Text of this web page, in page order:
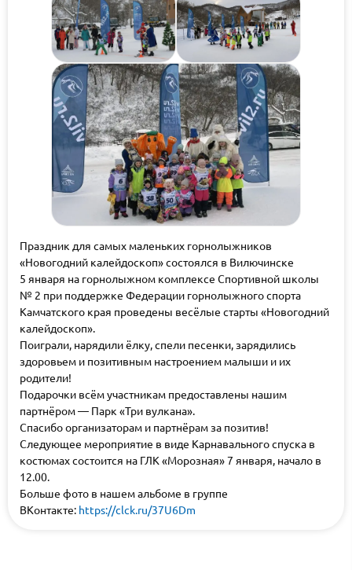
Праздник для самых маленьких горнолыжников
«Новогодний калейдоскоп» состоялся в Вилючинске
5 января на горнолыжном комплексе Спортивной школы
№ 2 при поддержке Федерации горнолыжного спорта
Камчатского края проведены весёлые старты «Новогодний
калейдоскоп».
Поиграли, нарядили ёлку, спели песенки, зарядились
здоровьем и позитивным настроением малыши и их
родители!
Подарочки всём участникам предоставлены нашим
партнёром — Парк «Три вулкана».
Спасибо организаторам и партнёрам за позитив!
Следующее мероприятие в виде Карнавального спуска в
костюмах состоится на ГЛК «Морозная» 7 января, начало в
12.00.
Больше фото в нашем альбоме в группе
ВКонтакте: https://clck.ru/37U6Dm